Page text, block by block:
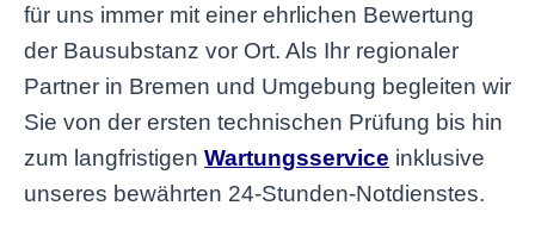
für uns immer mit einer ehrlichen Bewertung
der Bausubstanz vor Ort. Als Ihr regionaler
Partner in Bremen und Umgebung begleiten wir
Sie von der ersten technischen Prüfung bis hin
zum langfristigen Wartungsservice inklusive
unseres bewährten 24-Stunden-Notdienstes.